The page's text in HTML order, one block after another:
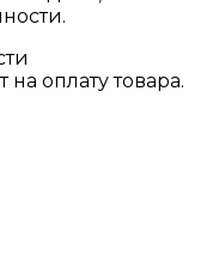
оплату товара.